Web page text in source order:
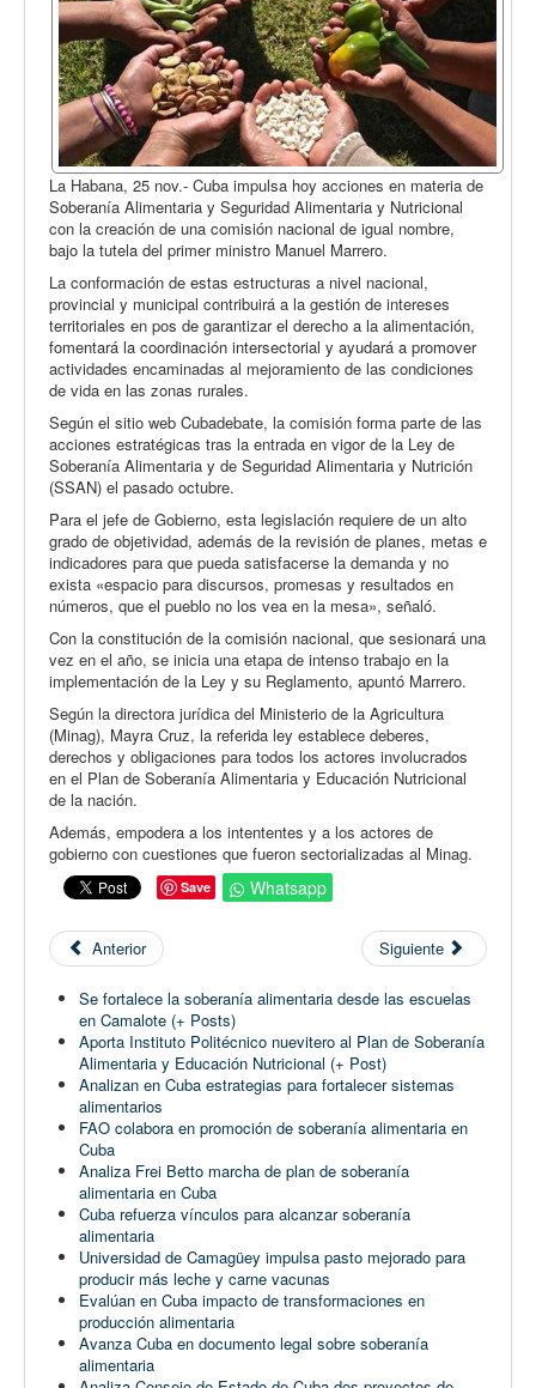
Desempolvando la historia
La Habana, 25 nov.- Cuba impulsa hoy acciones en materia de
Soberanía Alimentaria y Seguridad Alimentaria y Nutricional
con la creación de una comisión nacional de igual nombre,
bajo la tutela del primer ministro Manuel Marrero.
La conformación de estas estructuras a nivel nacional,
provincial y municipal contribuirá a la gestión de intereses
territoriales en pos de garantizar el derecho a la alimentación,
fomentará la coordinación intersectorial y ayudará a promover
actividades encaminadas al mejoramiento de las condiciones
de vida en las zonas rurales.
Según el sitio web Cubadebate, la comisión forma parte de las
acciones estratégicas tras la entrada en vigor de la Ley de
Soberanía Alimentaria y de Seguridad Alimentaria y Nutrición
(SSAN) el pasado octubre.
Para el jefe de Gobierno, esta legislación requiere de un alto
grado de objetividad, además de la revisión de planes, metas e
indicadores para que pueda satisfacerse la demanda y no
exista «espacio para discursos, promesas y resultados en
números, que el pueblo no los vea en la mesa», señaló.
Con la constitución de la comisión nacional, que sesionará una
vez en el año, se inicia una etapa de intenso trabajo en la
implementación de la Ley y su Reglamento, apuntó Marrero.
Según la directora jurídica del Ministerio de la Agricultura
(Minag), Mayra Cruz, la referida ley establece deberes,
derechos y obligaciones para todos los actores involucrados
en el Plan de Soberanía Alimentaria y Educación Nutricional
de la nación.
Además, empodera a los intententes y a los actores de
gobierno con cuestiones que fueron sectorializadas al Minag.
Save Whatsapp
Anterior Siguiente
Se fortalece la soberanía alimentaria desde las escuelas
en Camalote (+ Posts)
Aporta Instituto Politécnico nuevitero al Plan de Soberanía
Alimentaria y Educación Nutricional (+ Post)
Analizan en Cuba estrategias para fortalecer sistemas
alimentarios
FAO colabora en promoción de soberanía alimentaria en
Cuba
Analiza Frei Betto marcha de plan de soberanía
alimentaria en Cuba
Cuba refuerza vínculos para alcanzar soberanía
alimentaria
Universidad de Camagüey impulsa pasto mejorado para
producir más leche y carne vacunas
Evalúan en Cuba impacto de transformaciones en
producción alimentaria
Avanza Cuba en documento legal sobre soberanía
alimentaria